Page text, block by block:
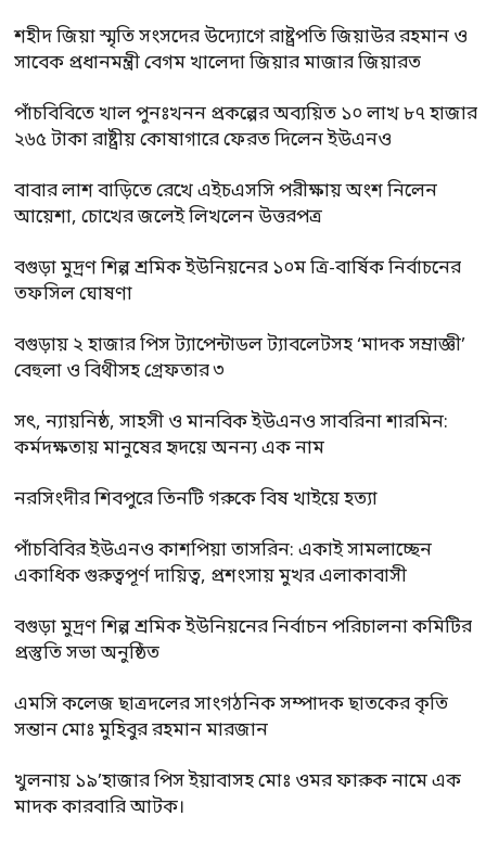
শহীদ জিয়া স্মৃতি সংসদের উদ্যোগে রাষ্ট্রপতি জিয়াউর রহমান ও
সাবেক প্রধানমন্ত্রী বেগম খালেদা জিয়ার মাজার জিয়ারত
পাঁচবিবিতে খাল পুনঃখনন প্রকল্পের অব্যয়িত ১০ লাখ ৮৭ হাজার
২৬৫ টাকা রাষ্ট্রীয় কোষাগারে ফেরত দিলেন ইউএনও
বাবার লাশ বাড়িতে রেখে এইচএসসি পরীক্ষায় অংশ নিলেন
আয়েশা, চোখের জলেই লিখলেন উত্তরপত্র
বগুড়া মুদ্রণ শিল্প শ্রমিক ইউনিয়নের ১০ম ত্রি-বার্ষিক নির্বাচনের
তফসিল ঘোষণা
বগুড়ায় ২ হাজার পিস ট্যাপেন্টাডল ট্যাবলেটসহ ‘মাদক সম্রাজ্ঞী’
বেহুলা ও বিথীসহ গ্রেফতার ৩
সৎ, ন্যায়নিষ্ঠ, সাহসী ও মানবিক ইউএনও সাবরিনা শারমিন:
কর্মদক্ষতায় মানুষের হৃদয়ে অনন্য এক নাম
নরসিংদীর শিবপুরে তিনটি গরুকে বিষ খাইয়ে হত্যা
পাঁচবিবির ইউএনও কাশপিয়া তাসরিন: একাই সামলাচ্ছেন
একাধিক গুরুত্বপূর্ণ দায়িত্ব, প্রশংসায় মুখর এলাকাবাসী
বগুড়া মুদ্রণ শিল্প শ্রমিক ইউনিয়নের নির্বাচন পরিচালনা কমিটির
প্রস্তুতি সভা অনুষ্ঠিত
এমসি কলেজ ছাত্রদলের সাংগঠনিক সম্পাদক ছাতকের কৃতি
সন্তান মোঃ মুহিবুর রহমান মারজান
খুলনায় ১৯’হাজার পিস ইয়াবাসহ মোঃ ওমর ফারুক নামে এক
মাদক কারবারি আটক।